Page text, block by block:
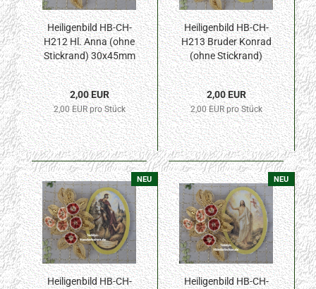
Heiligenbild HB-CH-
H212 Hl. Anna (ohne
Stickrand) 30x45mm
2,00 EUR
2,00 EUR pro Stück
Heiligenbild HB-CH-
H213 Bruder Konrad
(ohne Stickrand)
30x45mm
2,00 EUR
2,00 EUR pro Stück
NEU
Heiligenbild HB-CH-
NEU
Heiligenbild HB-CH-